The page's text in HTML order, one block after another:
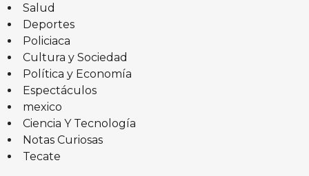
Salud
Deportes
Policiaca
Cultura y Sociedad
Política y Economía
Espectáculos
mexico
Ciencia Y Tecnología
Notas Curiosas
Tecate